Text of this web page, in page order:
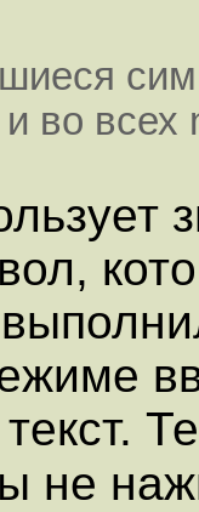
во всех
не